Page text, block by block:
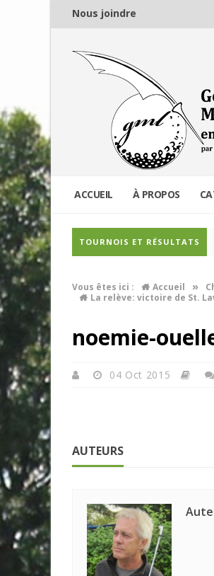
Nous joindre
ACCUEIL À PROPOS
TOURNOIS ET RÉSULTATS
PGA Tour| 04 Mar
Vous êtes ici : Accueil »
La relève: victoire de St.
noemie-
04 Oct 2015
AUTEURS